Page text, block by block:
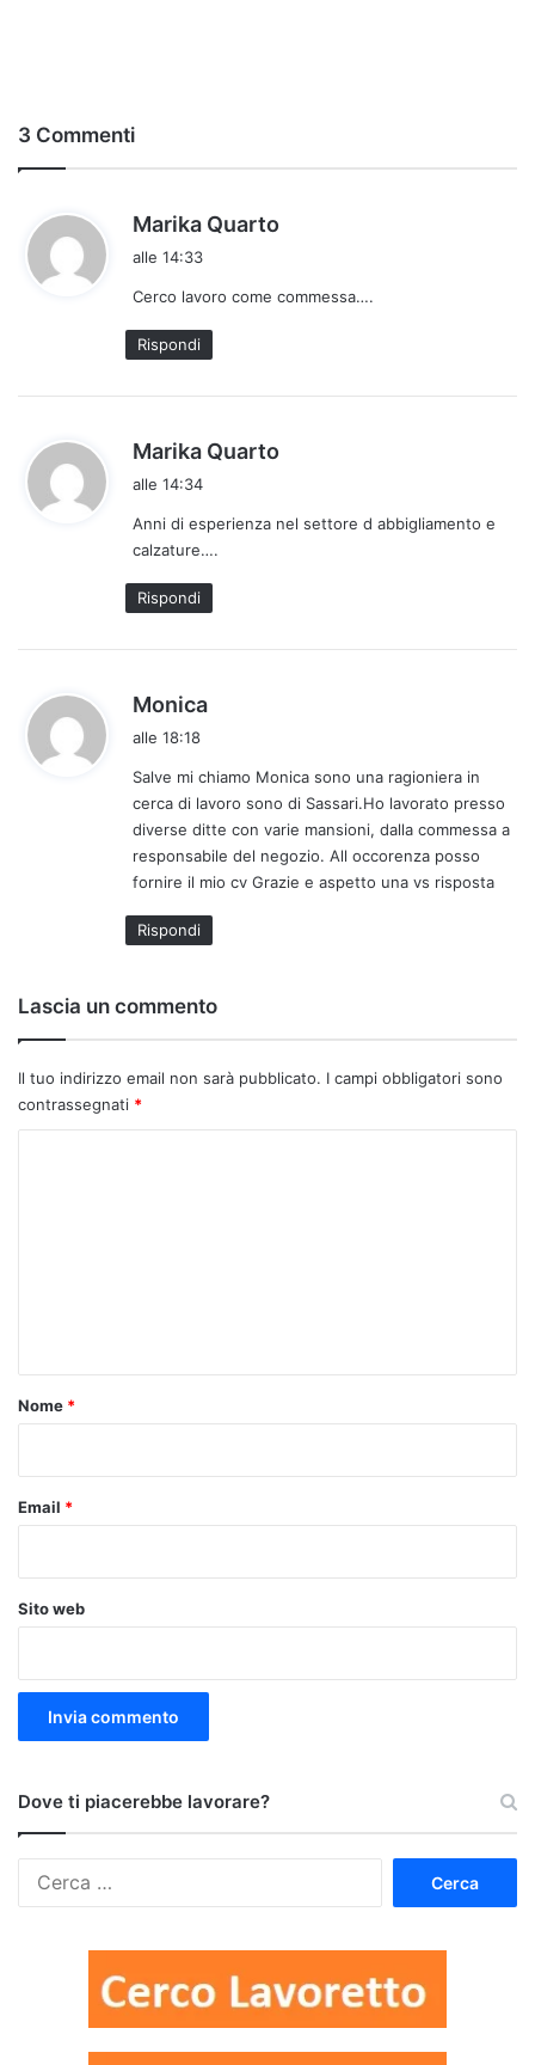
3 Commenti
Marika Quarto
e
alle 14:33
Cerco lavoro come commessa….
Rispondi
Marika Quarto
e
alle 14:34
Anni di esperienza nel settore d abbigliamento e
calzature….
Rispondi
Monica
e
t
t
o
:
alle 18:18
Salve mi chiamo Monica sono una ragioniera in
cerca di lavoro sono di Sassari.Ho lavorato presso
diverse ditte con varie mansioni, dalla commessa a
responsabile del negozio. All occorenza posso
fornire il mio cv Grazie e aspetto una vs risposta
Rispondi
Lascia un commento
Il tuo indirizzo email non sarà pubblicato. I campi obbligatori sono
contrassegnati *
o
Nome *
Email *
Sito web
Dove ti piacerebbe lavorare?